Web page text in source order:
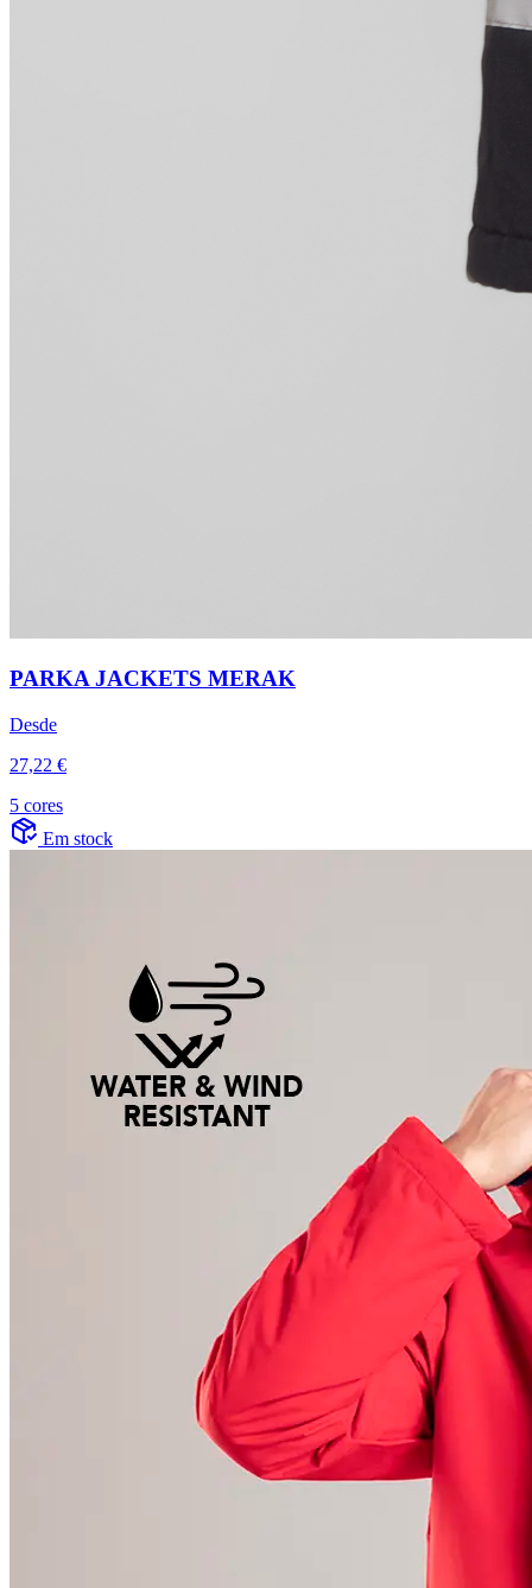
PARKA JACKETS MERAK
Desde
27,22 €
5 cores
Em stock